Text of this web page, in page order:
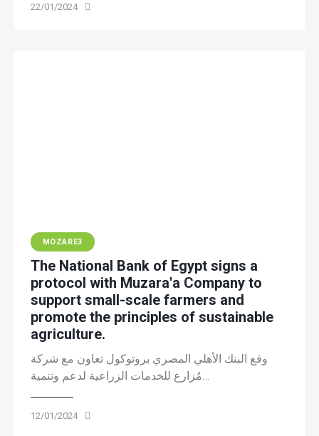
22/01/2024
MOZARE3
The National Bank of Egypt signs a
protocol with Muzara'a Company to
support small-scale farmers and
promote the principles of sustainable
agriculture.
وقع البنك الأهلي المصري بروتوكول تعاون مع شركة
12/01/2024